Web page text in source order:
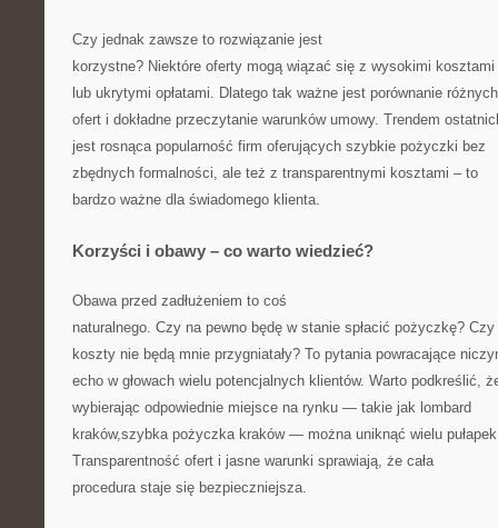
Czy jednak zawsze to rozwiązanie jest
korzystne? Niektóre oferty mogą wiązać się z wysokimi kosztami
lub ukrytymi opłatami. Dlatego tak ważne jest porównanie różnych
ofert i dokładne przeczytanie warunków umowy. Trendem
jest rosnąca popularność firm oferujących szybkie pożyczki bez
zbędnych formalności, ale też z transparentnymi kosztami – to
bardzo ważne dla świadomego klienta.
Korzyści i obawy – co warto wiedzieć?
Obawa przed zadłużeniem to coś
naturalnego. Czy na pewno będę w stanie spłacić pożyczkę? Czy
koszty nie będą mnie przygniatały? To pytania powracające
echo w głowach wielu potencjalnych klientów. Warto podkreślić,
wybierając odpowiednie miejsce na rynku — takie jak lombard
kraków,szybka pożyczka kraków — można uniknąć wielu
Transparentność ofert i jasne warunki sprawiają, że cała
procedura staje się bezpieczniejsza.